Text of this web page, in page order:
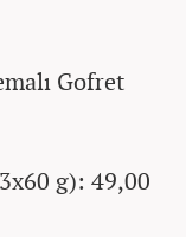
Gofret
g): 49,00